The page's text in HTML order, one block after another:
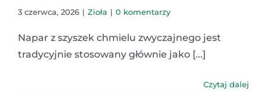
3 czerwca, 2026 | Zioła | 0 komentarzy
Napar z szyszek chmielu zwyczajnego jest
tradycyjnie stosowany głównie jako [...]
Czytaj dalej